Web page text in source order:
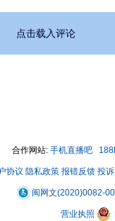
点击载入评论
合作网站: 手机直播吧
协议 隐私政策 报错反馈 投
闽网文(2020)0082-
营业执照